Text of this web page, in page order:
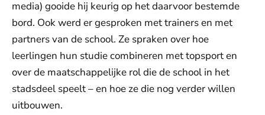
media) gooide hij keurig op het daarvoor bestemde
bord. Ook werd er gesproken met trainers en met
partners van de school. Ze spraken over hoe
leerlingen hun studie combineren met topsport en
over de maatschappelijke rol die de school in het
stadsdeel speelt – en hoe ze die nog verder willen
uitbouwen.